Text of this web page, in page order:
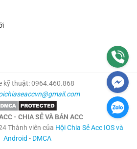
kỹ thuật: 0964.460.868
- CHIA SẺ VÀ BÁN ACC
Thành viên của Hội Chia Sẻ Acc IOS và
Android - DMCA